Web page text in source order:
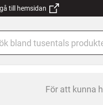
till hemsidan
För att kunna